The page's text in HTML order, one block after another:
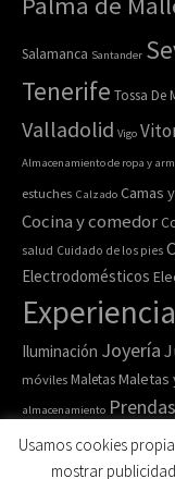
Salamanca Santander
Tenerife Tossa De
Valladolid Vigo
Almacenamiento de ropa y
estuches Calzado Camas
Cocina y comedor
salud Cuidado de los pies
Electrodomésticos
Iluminación Joyería
móviles MaletasMaletas
almacenamiento
colchones
Pulseras
Ropa de
Usamos cookies
mostrar